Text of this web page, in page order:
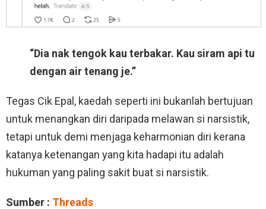
“Dia nak tengok kau terbakar. Kau siram api tu
dengan air tenang je.”
Tegas Cik Epal, kaedah seperti ini bukanlah bertujuan
untuk menangkan diri daripada melawan si narsistik,
tetapi untuk demi menjaga keharmonian diri kerana
katanya ketenangan yang kita hadapi itu adalah
hukuman yang paling sakit buat si narsistik.
Sumber : Threads